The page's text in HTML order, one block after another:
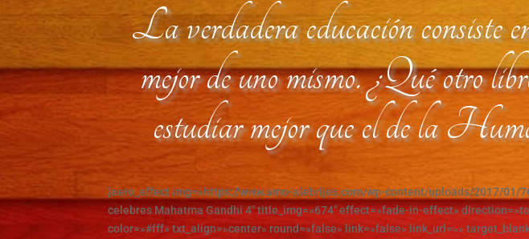
La verdadera educación consiste
mejor de uno mismo. ¿Qué otro
estudiar mejor que el de la
[aero_effect img=»https://www.amo-alebrijes.com/wp-content/uploads/2017/01/
celebres Mahatma Gandhi 4″ title_img=»674″ effect=»fade-in-effect»
color=»#fff» txt_align=»center» round=»false» link=»false» link_url=»»